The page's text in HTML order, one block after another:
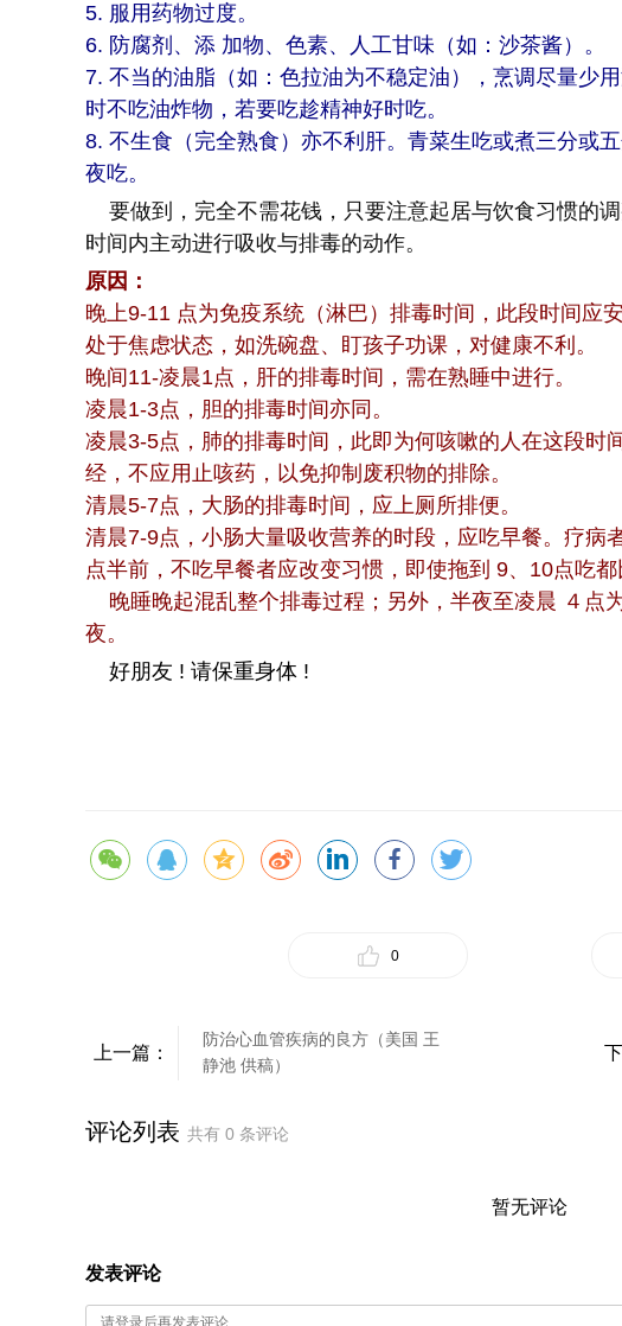
5. 服用药物过度。
6. 防腐剂、添 加物、色素、人工甘味（如：沙茶酱）。
7. 不当的油脂（如：色拉油为不稳定油），烹调尽量少
时不吃油炸物，若要吃趁精神好时吃。
8. 不生食（完全熟食）亦不利肝。青菜生吃或煮三分或
夜吃。
要做到，完全不需花钱，只要注意起居与饮食习惯的
时间内主动进行吸收与排毒的动作。
原因：
晚上9-11 点为免疫系统（淋巴）排毒时间，此段时间应
处于焦虑状态，如洗碗盘、盯孩子功课，对健康不利。
晚间11-凌晨1点，肝的排毒时间，需在熟睡中进行。
凌晨1-3点，胆的排毒时间亦同。
凌晨3-5点，肺的排毒时间，此即为何咳嗽的人在这段时
经，不应用止咳药，以免抑制废积物的排除。
清晨5-7点，大肠的排毒时间，应上厕所排便。
清晨7-9点，小肠大量吸收营养的时段，应吃早餐。疗病
点半前，不吃早餐者应改变习惯，即使拖到 9、10点吃都
晚睡晚起混乱整个排毒过程；另外，半夜至凌晨 ４点
夜。
好朋友 ! 请保重身体 !
0
上一篇：
防治心血管疾病的良方（美国 王
静池 供稿）
评论列表 共有 0 条评论
暂无评论
发表评论